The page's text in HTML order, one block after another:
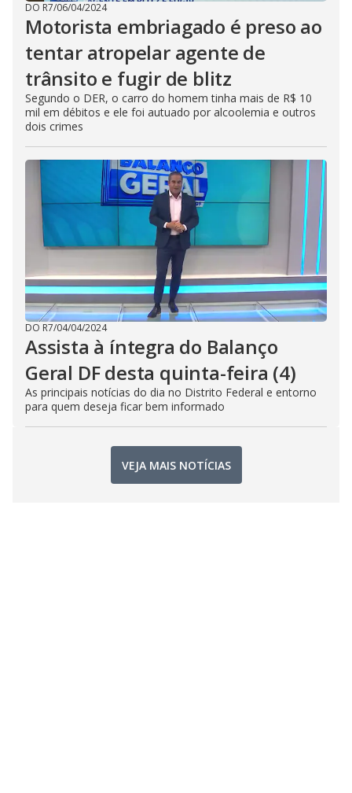
DO R7/06/04/2024
Motorista embriagado é preso ao
tentar atropelar agente de
trânsito e fugir de blitz
Segundo o DER, o carro do homem tinha mais de R$ 10
mil em débitos e ele foi autuado por alcoolemia e outros
dois crimes
DO R7/04/04/2024
Assista à íntegra do Balanço
Geral DF desta quinta-feira (4)
As principais notícias do dia no Distrito Federal e entorno
para quem deseja ficar bem informado
VEJA MAIS NOTÍCIAS